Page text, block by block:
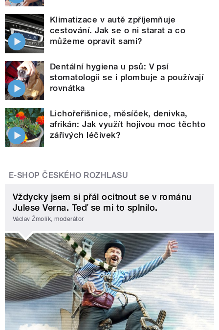
Klimatizace v autě zpříjemňuje
cestování. Jak se o ni starat a co
můžeme opravit sami?
Dentální hygiena u psů: V psí
stomatologii se i plombuje a používají
rovnátka
Lichořeřišnice, měsíček, denivka,
afrikán: Jak využít hojivou moc těchto
zářivých léčivek?
E-SHOP ČESKÉHO ROZHLASU
Vždycky jsem si přál ocitnout se v románu
Julese Verna. Teď se mi to splnilo.
Václav Žmolík, moderátor